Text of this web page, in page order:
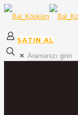
SATIN AL
✕